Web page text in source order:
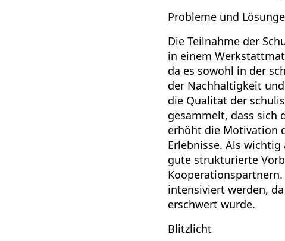
Probleme und
Die Teilnahme der
in einem
da es sowohl in der
der Nachhaltigkeit
die Qualität der
gesammelt, dass sich
erhöht die Motivation
Erlebnisse. Als
gute strukturierte
intensiviert werden,
erschwert wurde.
Blitzlicht